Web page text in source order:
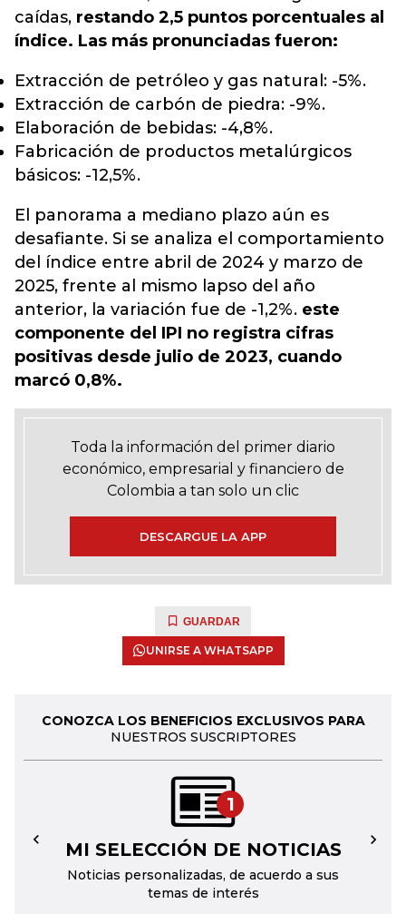
caídas, restando 2,5 puntos porcentuales al
índice. Las más pronunciadas fueron:
Extracción de petróleo y gas natural: -5%.
Extracción de carbón de piedra: -9%.
Elaboración de bebidas: -4,8%.
Fabricación de productos metalúrgicos
básicos: -12,5%.
El panorama a mediano plazo aún es
desafiante. Si se analiza el comportamiento
del índice entre abril de 2024 y marzo de
2025, frente al mismo lapso del año
anterior, la variación fue de -1,2%. este
componente del IPI no registra cifras
positivas desde julio de 2023, cuando
marcó 0,8%.
Toda la información del primer diario
económico, empresarial y financiero de
Colombia a tan solo un clic
DESCARGUE LA APP
GUARDAR
UNIRSE A WHATSAPP
CONOZCA LOS BENEFICIOS EXCLUSIVOS PARA
NUESTROS SUSCRIPTORES
1
MI SELECCIÓN DE NOTICIAS
Noticias personalizadas, de acuerdo a sus
temas de interés
← →